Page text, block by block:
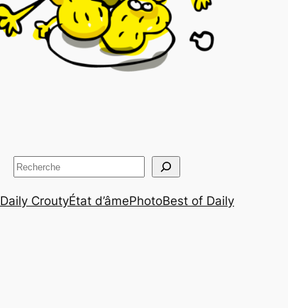
Rechercher
Daily CroutyÉtat d’âmePhotoBest of Daily